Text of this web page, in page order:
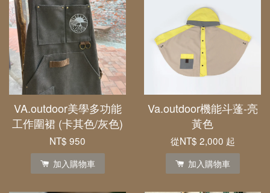
VA.outdoor美學多功能
工作圍裙 (卡其色/灰色)
NT$ 950
加入購物車
Va.outdoor機能斗蓬-亮
黃色
從NT$ 2,000 起
加入購物車